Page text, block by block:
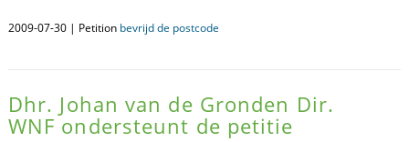
2009-07-30 | Petition bevrijd de postcode
Dhr. Johan van de Gronden Dir.
WNF ondersteunt de petitie